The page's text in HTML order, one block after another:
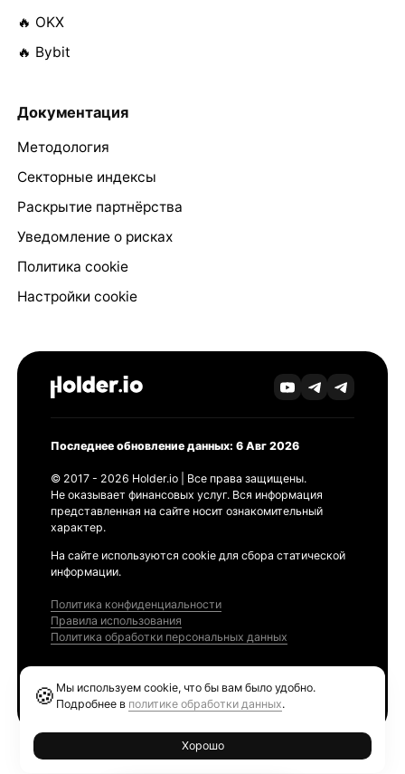
🔥 OKX
🔥 Bybit
Документация
Методология
Секторные индексы
Раскрытие партнёрства
Уведомление о рисках
Политика cookie
Настройки cookie
Последнее обновление данных: 6 Авг 2026
© 2017 - 2026 Holder.io | Все права защищены.
Не оказывает финансовых услуг. Вся информация
представленная на сайте носит ознакомительный
характер.
На сайте используются cookie для сбора статической
информации.
Политика конфиденциальности
Правила использования
Политика обработки персональных данных
🍪 Мы используем cookie, что бы вам было удобно.
Подробнее в политике обработки данных.
Хорошо
Ethereum GAS Tracker